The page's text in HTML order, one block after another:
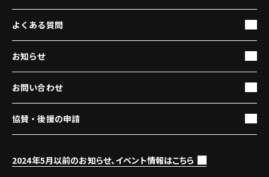
よくある質問
お知らせ
お問い合わせ
協賛・後援の申請
2024年5月以前のお知らせ、イベント情報はこちら